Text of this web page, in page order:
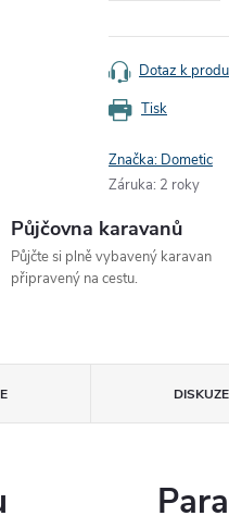
Tisk
Dotaz k
Značka: Dometic
Záruka: 2 roky
Půjčovna karavanů
Půjčte si plně vybavený karavan
připravený na cestu.
DISKUZE